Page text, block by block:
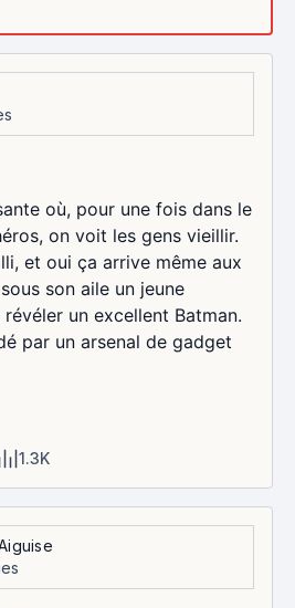
où, pour une fois dans le
on voit les gens vieillir.
et oui ça arrive même aux
son aile un jeune
un excellent Batman.
par un arsenal de gadget
1.3K